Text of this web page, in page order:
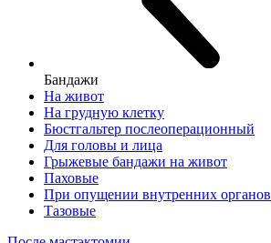
Бандажи
На живот
На грудную клетку
Бюстгальтер послеоперационный
Для головы и лица
Грыжевые бандажи на живот
Паховые
При опущении внутренних органов
Тазовые